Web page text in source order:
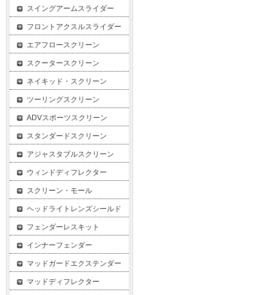
スイングアームスライダー
フロントアクスルスライダー
エアフロースクリーン
スクータースクリーン
ネイキッド・スクリーン
ツーリングスクリーン
ADVスポーツスクリーン
スタンダードスクリーン
アジャスタブルスクリーン
ウィンドディフレクター
スクリーン・モール
ヘッドライトレンズシールド
フェンダーレスキット
インナーフェンダー
マッドガードエクステンダー
マッドディフレクター